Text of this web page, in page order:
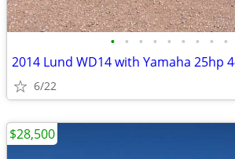
• • • • • • • • •
2014 Lund WD14 with Yamaha 25hp
6/22
$28,500